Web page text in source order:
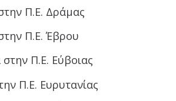
Π.Ε. Δράμας
Π.Ε. Έβρου
Π.Ε. Εύβοιας
Π.Ε. Ευρυτανίας